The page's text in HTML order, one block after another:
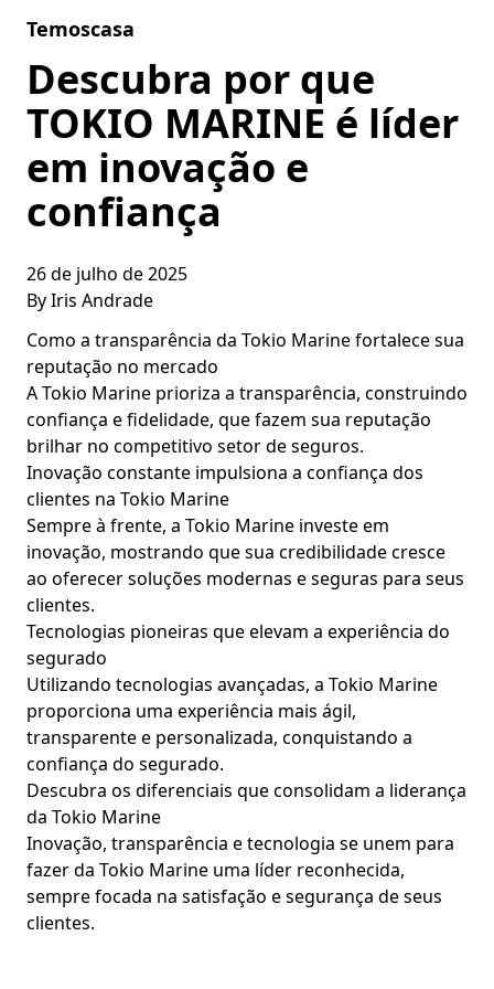
Temoscasa
Descubra por que
TOKIO MARINE é líder
em inovação e
confiança
26 de julho de 2025
ByIris Andrade
Como a transparência da Tokio Marine fortalece sua
reputação no mercado
A Tokio Marine prioriza a transparência, construindo
confiança e fidelidade, que fazem sua reputação
brilhar no competitivo setor de seguros.
Inovação constante impulsiona a confiança dos
clientes na Tokio Marine
Sempre à frente, a Tokio Marine investe em
inovação, mostrando que sua credibilidade cresce
ao oferecer soluções modernas e seguras para seus
clientes.
Tecnologias pioneiras que elevam a experiência do
segurado
Utilizando tecnologias avançadas, a Tokio Marine
proporciona uma experiência mais ágil,
transparente e personalizada, conquistando a
confiança do segurado.
Descubra os diferenciais que consolidam a liderança
da Tokio Marine
Inovação, transparência e tecnologia se unem para
fazer da Tokio Marine uma líder reconhecida,
sempre focada na satisfação e segurança de seus
clientes.